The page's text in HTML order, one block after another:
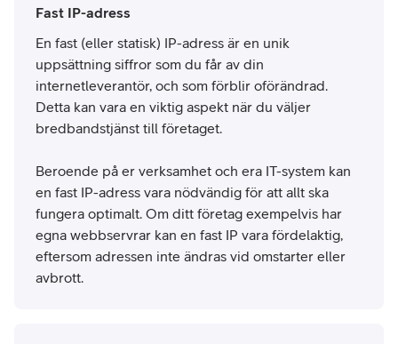
Fast IP-adress
En fast (eller statisk) IP-adress är en unik
uppsättning siffror som du får av din
internetleverantör, och som förblir oförändrad.
Detta kan vara en viktig aspekt när du väljer
bredbandstjänst till företaget.
Beroende på er verksamhet och era IT-system kan
en fast IP-adress vara nödvändig för att allt ska
fungera optimalt. Om ditt företag exempelvis har
egna webbservrar kan en fast IP vara fördelaktig,
eftersom adressen inte ändras vid omstarter eller
avbrott.